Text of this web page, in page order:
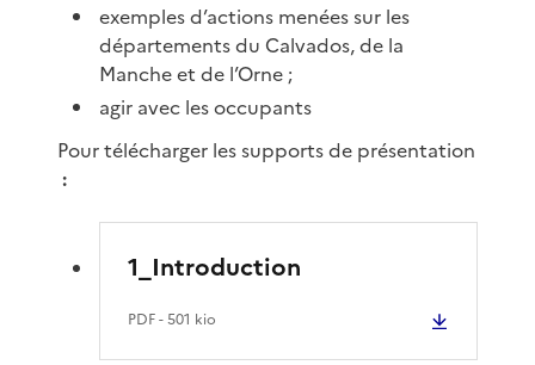
exemples d’actions menées sur les
départements du Calvados, de la
Manche et de l’Orne ;
agir avec les occupants
Pour télécharger les supports de présentation
:
1_Introduction
PDF- 501 kio